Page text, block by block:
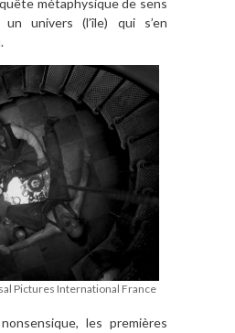
métaphysique de sens
univers (l’île) qui s’en
Pictures International France
les premières